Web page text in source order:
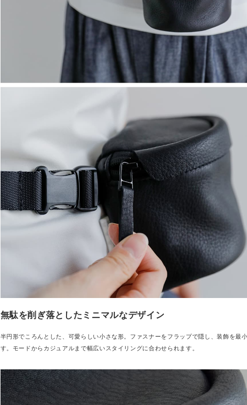
無駄を削ぎ落としたミニマルなデザイン
半円形でころんとした、可愛らしい小さな形。ファスナーをフラップで隠し、装飾を最
す。モードからカジュアルまで幅広いスタイリングに合わせられます。